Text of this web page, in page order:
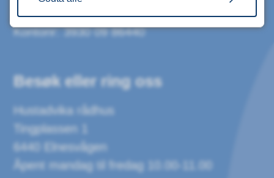
Orgnr: 921133642
Kontonr: 3930 09 86440
Besøk eller ring oss
Hustadvika rådhus
Tingplassen 1
6440 Elnesvågen
Åpent mandag til fredag 10.00-11.00